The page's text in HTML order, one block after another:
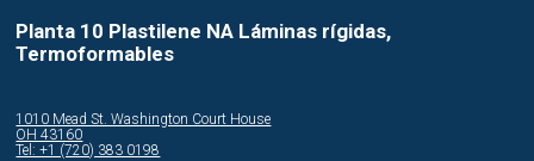
Planta 10 Plastilene NA Láminas rígidas,
Termoformables
1010 Mead St. Washington Court House
OH 43160
Tel: +1 (720) 383 0198